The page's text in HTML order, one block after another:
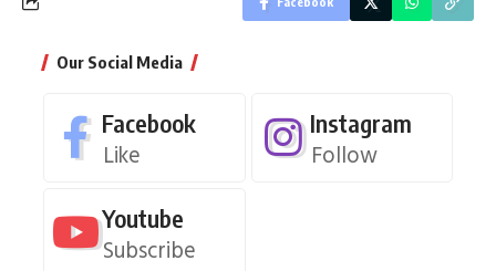
Our Social Media
Facebook
Like
Instagram
Follow
Youtube
Subscribe